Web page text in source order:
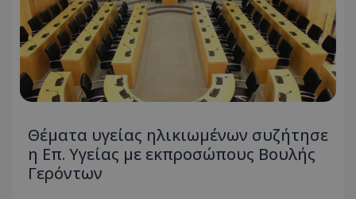
Θέματα υγείας ηλικιωμένων συζήτησε
η Επ. Υγείας με εκπροσώπους Βουλής
Γερόντων